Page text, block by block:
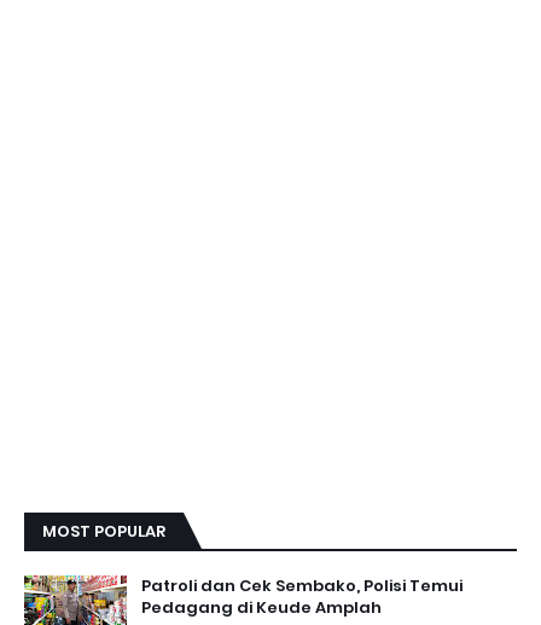
MOST POPULAR
Patroli dan Cek Sembako, Polisi Temui
Pedagang di Keude Amplah